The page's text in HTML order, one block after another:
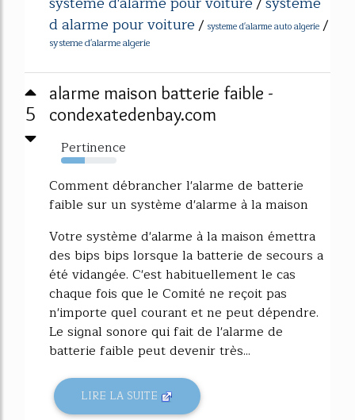
d alarme pour voiture/ systeme d'alarme auto algerie /
systeme d'alarme algerie
5
alarme maison batterie faible -
condexatedenbay.com
Pertinence
43%
Comment débrancher l'alarme de batterie
faible sur un système d'alarme à la maison
Votre système d'alarme à la maison émettra
des bips bips lorsque la batterie de secours a
été vidangée. C'est habituellement le cas
chaque fois que le Comité ne reçoit pas
n'importe quel courant et ne peut dépendre.
Le signal sonore qui fait de l'alarme de
batterie faible peut devenir très...
LIRE LA SUITE